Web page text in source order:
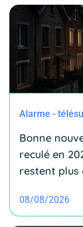
Alarme -
Bonne
reculé en
restent plus
08/08/2026